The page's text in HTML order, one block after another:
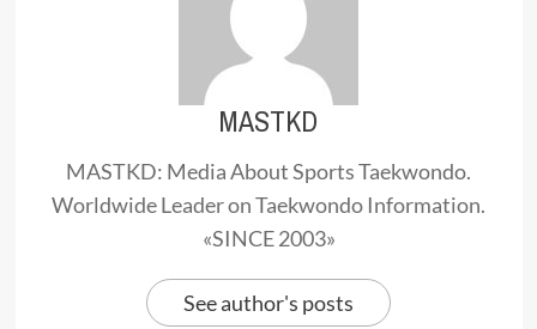
MASTKD
MASTKD: Media About Sports Taekwondo.
Worldwide Leader on Taekwondo Information.
«SINCE 2003»
See author's posts